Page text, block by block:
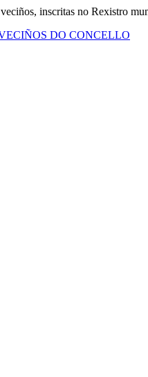
inscritas no Rexistro
DO CONCELLO